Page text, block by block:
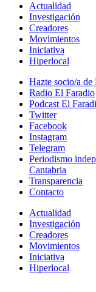
Actualidad
Investigación
Creadores
Movimientos
Iniciativa
Hiperlocal
Hazte socio/a de
Radio El Faradio
Podcast El
Twitter
Facebook
Instagram
Telegram
Periodismo
Cantabria
Transparencia
Contacto
Actualidad
Investigación
Creadores
Movimientos
Iniciativa
Hiperlocal